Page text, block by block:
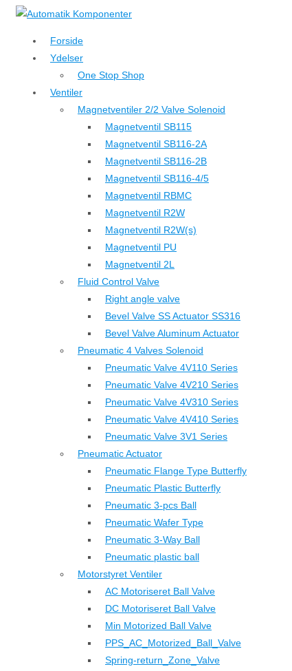
↓
hovedindhold
Forside
Ydelser
One Stop Shop
Ventiler
Magnetventiler 2/2 Valve Solenoid
Magnetventil SB115
Magnetventil SB116-2A
Magnetventil SB116-2B
Magnetventil SB116-4/5
Magnetventil RBMC
Magnetventil R2W
Magnetventil R2W(s)
Magnetventil PU
Magnetventil 2L
Fluid Control Valve
Right angle valve
Bevel Valve SS Actuator SS316
Bevel Valve Aluminum Actuator
Pneumatic 4 Valves Solenoid
Pneumatic Valve 4V110 Series
Pneumatic Valve 4V210 Series
Pneumatic Valve 4V310 Series
Pneumatic Valve 4V410 Series
Pneumatic Valve 3V1 Series
Pneumatic Actuator
Pneumatic Flange Type Butterfly
Pneumatic Plastic Butterfly
Pneumatic 3-pcs Ball
Pneumatic Wafer Type
Pneumatic 3-Way Ball
Pneumatic plastic ball
Motorstyret Ventiler
AC Motoriseret Ball Valve
DC Motoriseret Ball Valve
Min Motorized Ball Valve
PPS_AC_Motorized_Ball_Valve
Spring-return_Zone_Valve